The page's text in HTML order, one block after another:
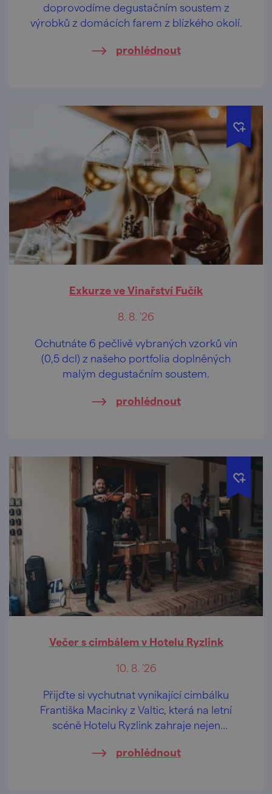
doprovodíme degustačním soustem z
výrobků z domácích farem z blízkého okolí.
prohlédnout
Exkurze ve Vinařství Fučík
8. 8. '26
Ochutnáte 6 pečlivě vybraných vzorků vín
(0,5 dcl) z našeho portfolia doplněných
malým degustačním soustem.
prohlédnout
Večer s cimbálem v Hotelu Ryzlink
10. 8. '26
Přijďte si vychutnat vynikající cimbálku
Františka Macinky z Valtic, která na letní
scéně Hotelu Ryzlink zahraje nejen
prohlédnout